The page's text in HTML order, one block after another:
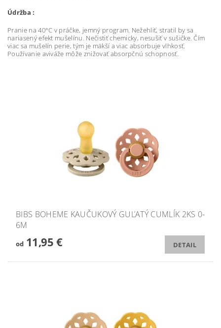
Údržba :
Pranie na 40°C v práčke, jemný program. Nežehliť, stratil by sa
nariasený efekt mušelínu. Nečistiť chemicky, nesušiť v sušičke. Čím
viac sa mušelín perie, tým je mäkší a viac absorbuje vlhkosť.
Používanie aviváže môže znižovať absorpčnú schopnosť.
BIBS BOHEME KAUČUKOVÝ GUĽATÝ CUMLÍK 2KS 0-
6M
od11,95 € DETAIL